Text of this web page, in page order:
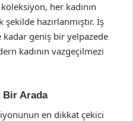
her kadının
hazırlanmıştır. İş
kadar geniş bir yelpazede
kadının vazgeçilmezi
Bir Arada
en dikkat çekici